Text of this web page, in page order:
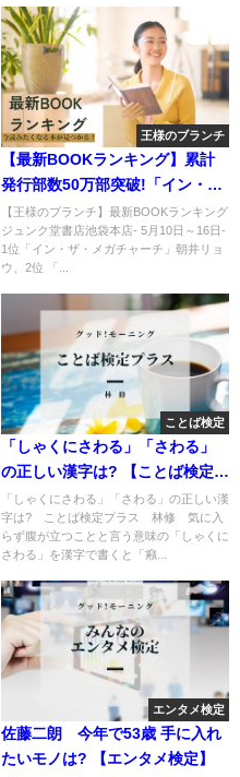
王様のブランチ
【最新BOOKランキング】累計
発行部数50万部突破!「イン・
ザ・メガチャーチ」朝井リョウ
【王様のブランチ】最新BOOKランキング
ジュンク堂書店池袋本店- 5月10日～16日-
1位「イン・ザ・メガチャーチ」朝井リョ
ウ、2位 「...
ことば検定
「しゃくにさわる」「さわる」
の正しい漢字は? 【ことば検定プ
ラス】
「しゃくにさわる」「さわる」の正しい漢
字は? ことば検定プラス 林修 気に入
らず腹が立つことと言う意味の「しゃくに
さわる」を漢字で書くと「癪...
エンタメ検定
佐藤二朗 今年で53歳 手に入れ
たいモノは? 【エンタメ検定】